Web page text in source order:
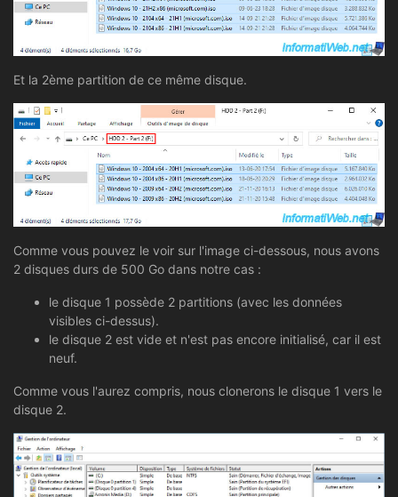
Et la 2ème partition de ce même disque.
Comme vous pouvez le voir sur l'image ci-dessous, nous avons
2 disques durs de 500 Go dans notre cas :
le disque 1 possède 2 partitions (avec les données
visibles ci-dessus).
le disque 2 est vide et n'est pas encore initialisé, car il est
neuf.
Comme vous l'aurez compris, nous clonerons le disque 1 vers le
disque 2.